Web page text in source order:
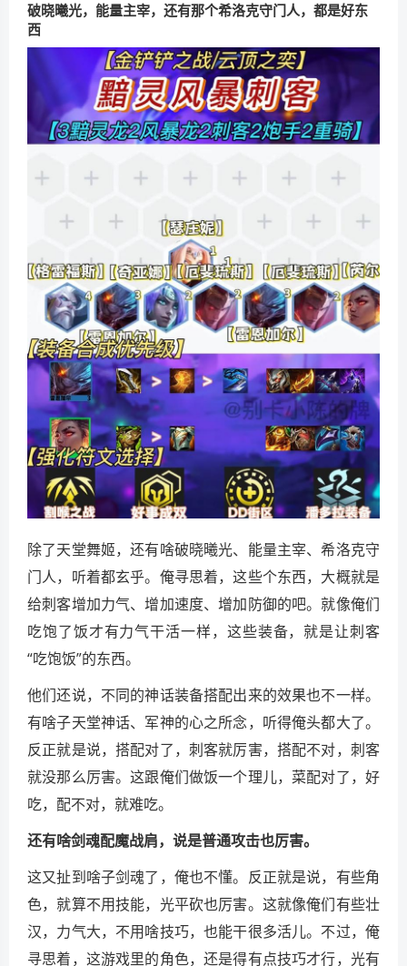
破晓曦光，能量主宰，还有那个希洛克守门人，都是好东
西
除了天堂舞姬，还有啥破晓曦光、能量主宰、希洛克守
门人，听着都玄乎。俺寻思着，这些个东西，大概就是
给刺客增加力气、增加速度、增加防御的吧。就像俺们
吃饱了饭才有力气干活一样，这些装备，就是让刺客
“吃饱饭”的东西。
他们还说，不同的神话装备搭配出来的效果也不一样。
有啥子天堂神话、军神的心之所念，听得俺头都大了。
反正就是说，搭配对了，刺客就厉害，搭配不对，刺客
就没那么厉害。这跟俺们做饭一个理儿，菜配对了，好
吃，配不对，就难吃。
还有啥剑魂配魔战肩，说是普通攻击也厉害。
这又扯到啥子剑魂了，俺也不懂。反正就是说，有些角
色，就算不用技能，光平砍也厉害。这就像俺们有些壮
汉，力气大，不用啥技巧，也能干很多活儿。不过，俺
寻思着，这游戏里的角色，还是得有点技巧才行，光有